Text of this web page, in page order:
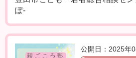
ぽ-
公開日：2025年